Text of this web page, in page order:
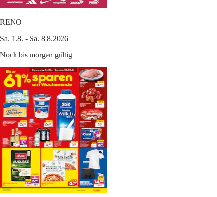
RENO
Sa. 1.8. - Sa. 8.8.2026
Noch bis morgen gültig